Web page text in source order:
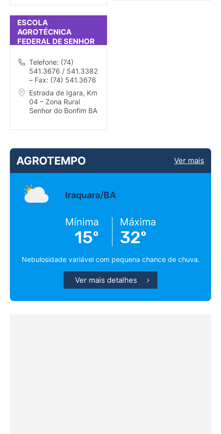
ESCOLA
AGROTÉCNICA
FEDERAL DE SENHOR
Telefone: (74)
541.3676 / 541.3382
– Fax: (74) 541.3676
Estrada de Igara, Km
04 – Zona Rural
Senhor do Bonfim BA
AGROTEMPO Ver mais
Iraquara/BA
Mínima
15º
Máxima
32º
Nebulosidade variável com pequena chance de chuva.
Ver mais detalhes